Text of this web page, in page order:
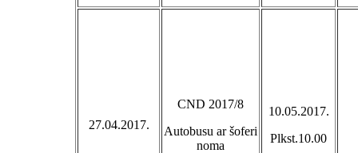
27.04.2017.
CND 2017/8
Autobusu ar šoferi
noma
10.05.2017.
Plkst.10.00